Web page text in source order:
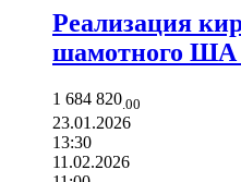
Реализация
шамотного ША
1 684 820 .00
23.01.2026
13:30
11.02.2026